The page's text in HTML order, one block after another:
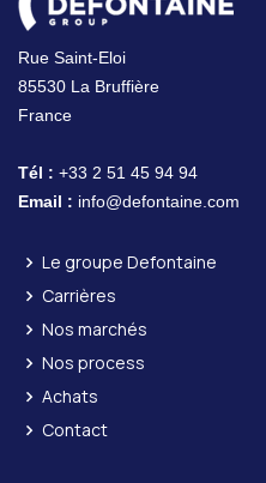
Rue Saint-Eloi
85530 La Bruffière
France
Tél : +33 2 51 45 94 94
Email : info@defontaine.com
Le groupe Defontaine
Carrières
Nos marchés
Nos process
Achats
Contact